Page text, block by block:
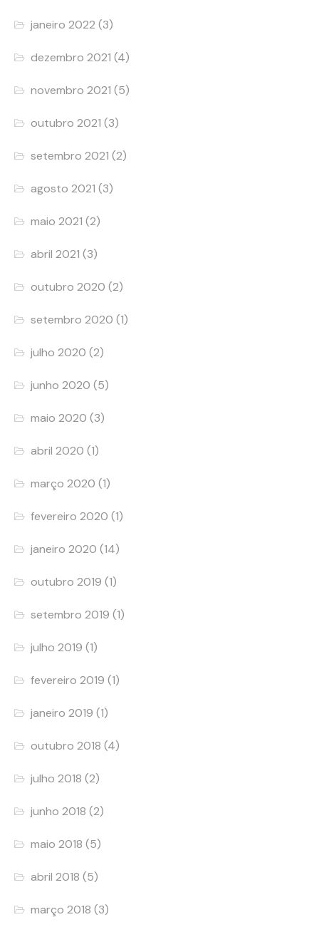
janeiro 2022 (3)
dezembro 2021 (4)
novembro 2021 (5)
outubro 2021 (3)
setembro 2021 (2)
agosto 2021 (3)
maio 2021 (2)
abril 2021 (3)
outubro 2020 (2)
setembro 2020 (1)
julho 2020 (2)
junho 2020 (5)
maio 2020 (3)
abril 2020 (1)
março 2020 (1)
fevereiro 2020 (1)
janeiro 2020 (14)
outubro 2019 (1)
setembro 2019 (1)
julho 2019 (1)
fevereiro 2019 (1)
janeiro 2019 (1)
outubro 2018 (4)
julho 2018 (2)
junho 2018 (2)
maio 2018 (5)
abril 2018 (5)
março 2018 (3)